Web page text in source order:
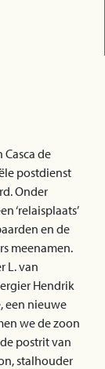
de
postdienst
Onder
‘relaisplaats’
en de
meenamen.
L. van
Hendrik
een nieuwe
we de zoon
postrit van
stalhouder